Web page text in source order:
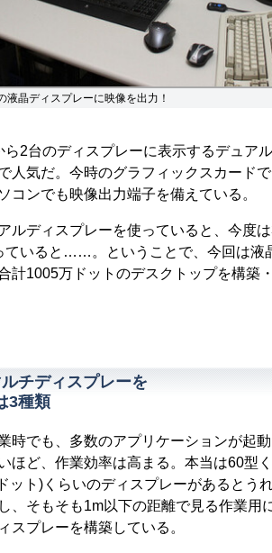
液晶ディスプレーに映像を出力！
2台のディスプレーに表示するデュア
人気だ。今時のグラフィックスカード
コンでも映像出力端子を備えている。
ルディスプレーを使っていると、今度は
ていると……。ということで、今回は液
計1005万ドットのデスクトップを構築
チディスプレーを
3種類
時でも、多数のアプリケーションが起
ほど、作業効率は高まる。本当は60型
ット)くらいのディスプレーがあるとう
、そもそも1m以下の距離で見る作業用
スプレーを構築している。